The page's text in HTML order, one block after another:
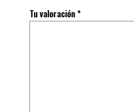
Tu valoración*